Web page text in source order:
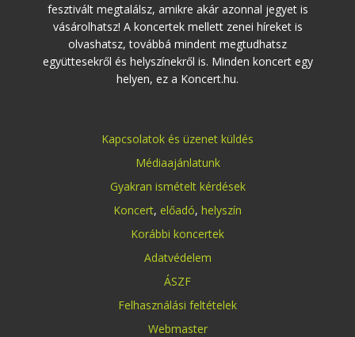
fesztivált megtalálsz, amikre akár azonnal jegyet is
vásárolhatsz! A koncertek mellett zenei híreket is
olvashatsz, továbbá mindent megtudhatsz
együttesekről és helyszínekről is. Minden koncert egy
helyen, ez a Koncert.hu.
Kapcsolatok és üzenet küldés
Médiaajánlatunk
Gyakran ismételt kérdések
Koncert, előadó, helyszín
Korábbi koncertek
Adatvédelem
ÁSZF
Felhasználási feltételek
Webmaster